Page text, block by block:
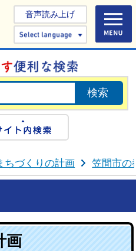
音声読み上げ
Select
検索
ちづくりの計画 笠間市の
画